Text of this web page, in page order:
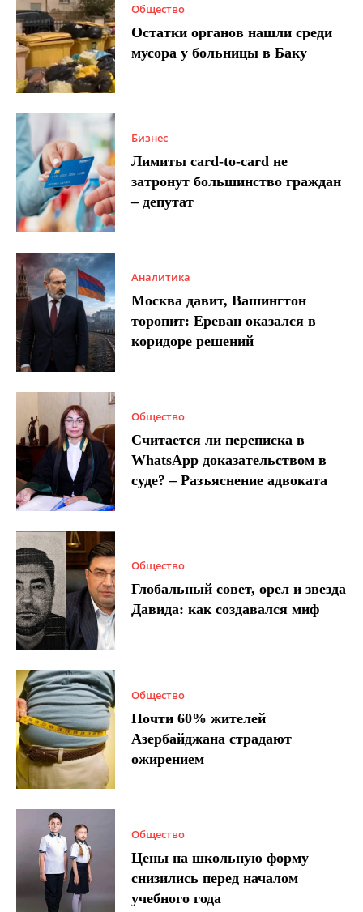
Общество
Остатки органов нашли среди
мусора у больницы в Баку
Бизнес
Лимиты card-to-card не
затронут большинство граждан
– депутат
Аналитика
Москва давит, Вашингтон
торопит: Ереван оказался в
коридоре решений
Общество
Считается ли переписка в
WhatsApp доказательством в
суде? – Разъяснение адвоката
Общество
Глобальный совет, орел и звезда
Давида: как создавался миф
Общество
Почти 60% жителей
Азербайджана страдают
ожирением
Общество
Цены на школьную форму
снизились перед началом
учебного года